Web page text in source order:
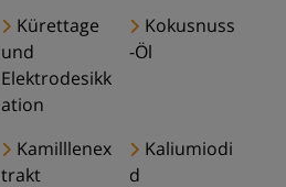
Kürettage
und
Elektrodesikk
ation
Kokusnuss
-Öl
Kamilllenex
trakt
Kaliumiodi
d